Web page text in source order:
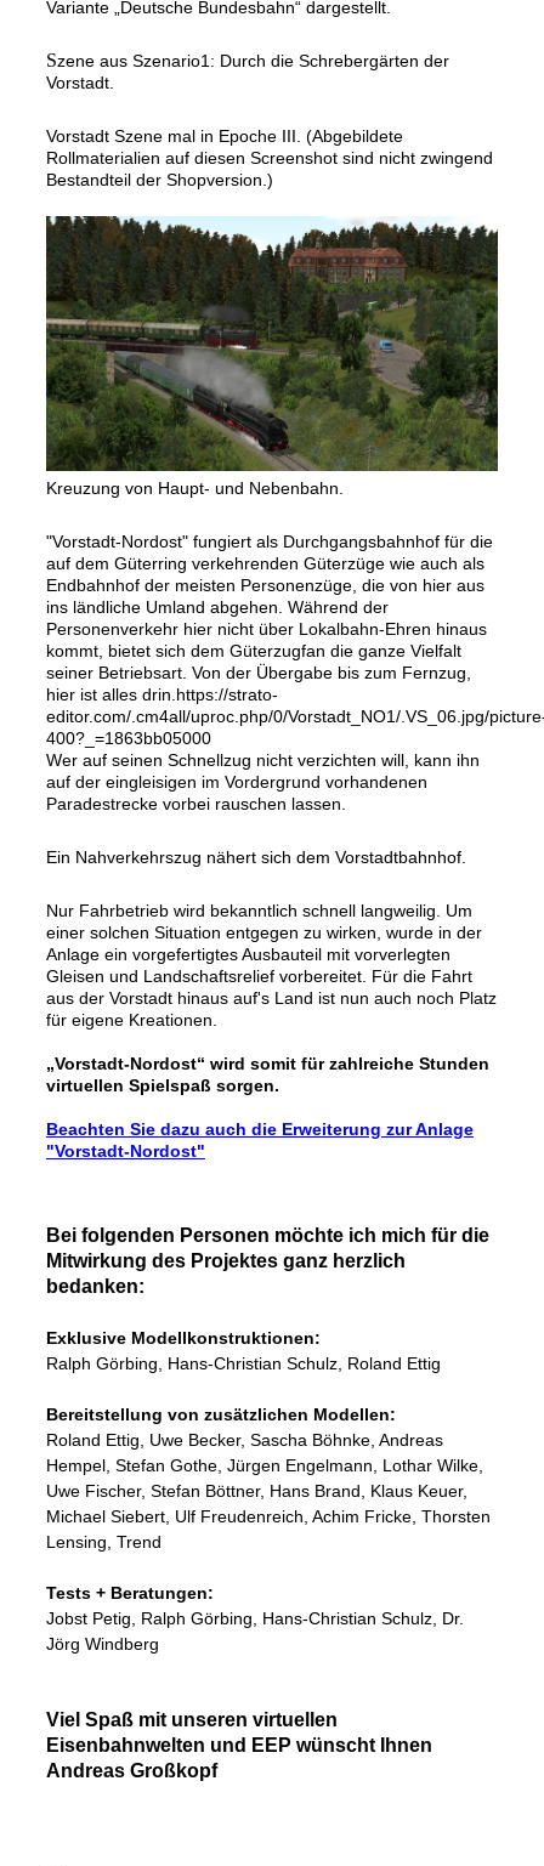
Variante „Deutsche Bundesbahn“ dargestellt.
Szene aus Szenario1: Durch die Schrebergärten der
Vorstadt.
Vorstadt Szene mal in Epoche III. (Abgebildete
Rollmaterialien auf diesen Screenshot sind nicht zwingend
Bestandteil der Shopversion.)
Kreuzung von Haupt- und Nebenbahn.
"Vorstadt-Nordost" fungiert als Durchgangsbahnhof für die
auf dem Güterring verkehrenden Güterzüge wie auch als
Endbahnhof der meisten Personenzüge, die von hier aus
ins ländliche Umland abgehen. Während der
Personenverkehr hier nicht über Lokalbahn-Ehren hinaus
kommt, bietet sich dem Güterzugfan die ganze Vielfalt
seiner Betriebsart. Von der Übergabe bis zum Fernzug,
hier ist alles drin.https://strato-
editor.com/.cm4all/uproc.php/0/Vorstadt_NO1/.VS_06.jpg/
400?_=1863bb05000
Wer auf seinen Schnellzug nicht verzichten will, kann ihn
auf der eingleisigen im Vordergrund vorhandenen
Paradestrecke vorbei rauschen lassen.
Ein Nahverkehrszug nähert sich dem Vorstadtbahnhof.
Nur Fahrbetrieb wird bekanntlich schnell langweilig. Um
einer solchen Situation entgegen zu wirken, wurde in der
Anlage ein vorgefertigtes Ausbauteil mit vorverlegten
Gleisen und Landschaftsrelief vorbereitet. Für die Fahrt
aus der Vorstadt hinaus auf's Land ist nun auch noch Platz
für eigene Kreationen.
„Vorstadt-Nordost“ wird somit für zahlreiche Stunden
virtuellen Spielspaß sorgen.
Beachten Sie dazu auch die Erweiterung zur Anlage
"Vorstadt-Nordost"
Bei folgenden Personen möchte ich mich für die
Mitwirkung des Projektes ganz herzlich
bedanken:
Exklusive Modellkonstruktionen:
Ralph Görbing, Hans-Christian Schulz, Roland Ettig
Bereitstellung von zusätzlichen Modellen:
Roland Ettig, Uwe Becker, Sascha Böhnke, Andreas
Hempel, Stefan Gothe, Jürgen Engelmann, Lothar Wilke,
Uwe Fischer, Stefan Böttner, Hans Brand, Klaus Keuer,
Michael Siebert, Ulf Freudenreich, Achim Fricke, Thorsten
Lensing, Trend
Tests + Beratungen:
Jobst Petig, Ralph Görbing, Hans-Christian Schulz, Dr.
Jörg Windberg
Viel Spaß mit unseren virtuellen
Eisenbahnwelten und EEP wünscht Ihnen
Andreas Großkopf